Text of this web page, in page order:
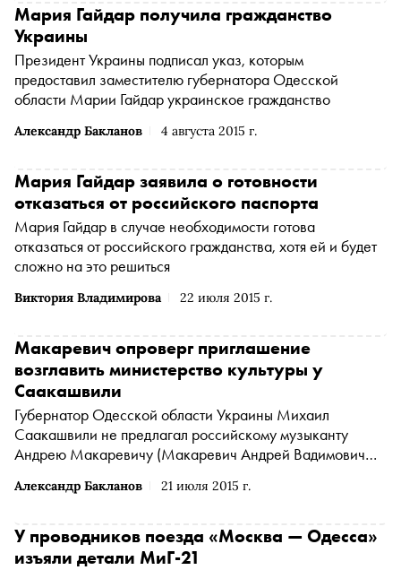
Александр Бакланов 4 августа 2015 г.
Мария Гайдар получила гражданство
Украины
Президент Украины подписал указ, которым
предоставил заместителю губернатора Одесской
области Марии Гайдар украинское гражданство
Виктория Владимирова 22 июля 2015 г.
Мария Гайдар заявила о готовности
отказаться от российского паспорта
Мария Гайдар в случае необходимости готова
отказаться от российского гражданства, хотя ей и будет
сложно на это решиться
Александр Бакланов 21 июля 2015 г.
Макаревич опроверг приглашение
возглавить министерство культуры у
Саакашвили
Губернатор Одесской области Украины Михаил
Саакашвили не предлагал российскому музыканту
Андрею Макаревичу (Макаревич Андрей Вадимович
Минкульт
У проводников поезда «Москва — Одесса»
изъяли детали МиГ-21